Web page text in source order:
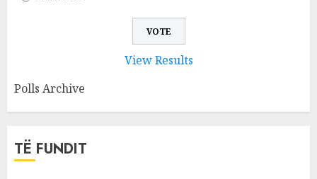
View Results
Polls Archive
TË FUNDIT